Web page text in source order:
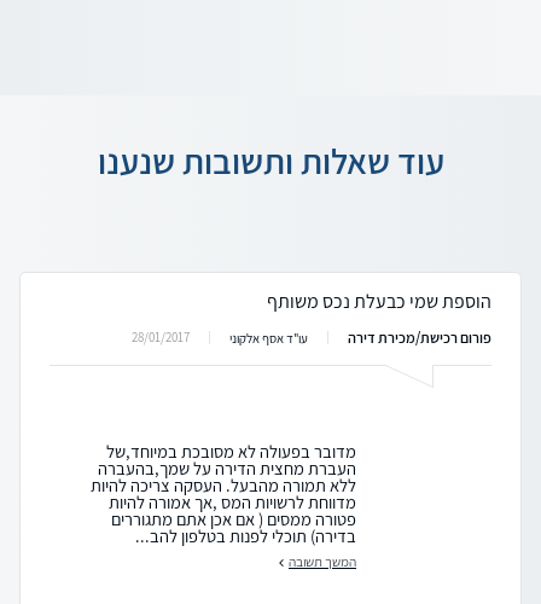
עוד שאלות ותשובות שנענו
הוספת שמי כבעלת נכס משותף
פורום רכישת/מכירת דירה עו"ד אסף אלקוני 28/01/2017
מדובר בפעולה לא מסובכת במיוחד,של
העברת מחצית הדירה על שמך,בהעברה
ללא תמורה מהבעל. העסקה צריכה להיות
מדווחת לרשויות המס ,אך אמורה להיות
פטורה ממסים ( אם אכן אתם מתגוררים
בדירה) תוכלי לפנות בטלפון להב...
המשך תשובה